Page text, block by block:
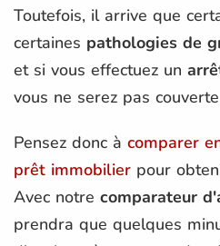
Toutefois, il arrive que
certaines pathologies de
et si vous effectuez un
vous ne serez pas
Pensez donc à comparer
prêt immobilier pour
Avec notre comparateur
prendra que quelques